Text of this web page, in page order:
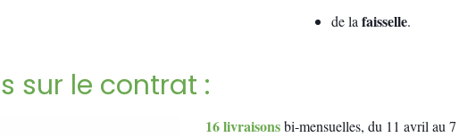
de la faisselle.
sur le contrat :
16 livraisons bi-mensuelles, du 11 avril au